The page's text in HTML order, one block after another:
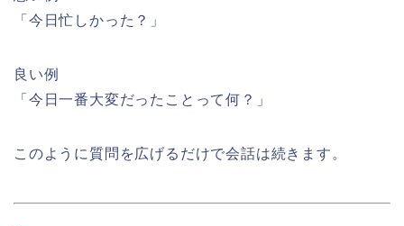
「今日忙しかった？」
良い例
「今日一番大変だったことって何？」
このように質問を広げるだけで会話は続きます。